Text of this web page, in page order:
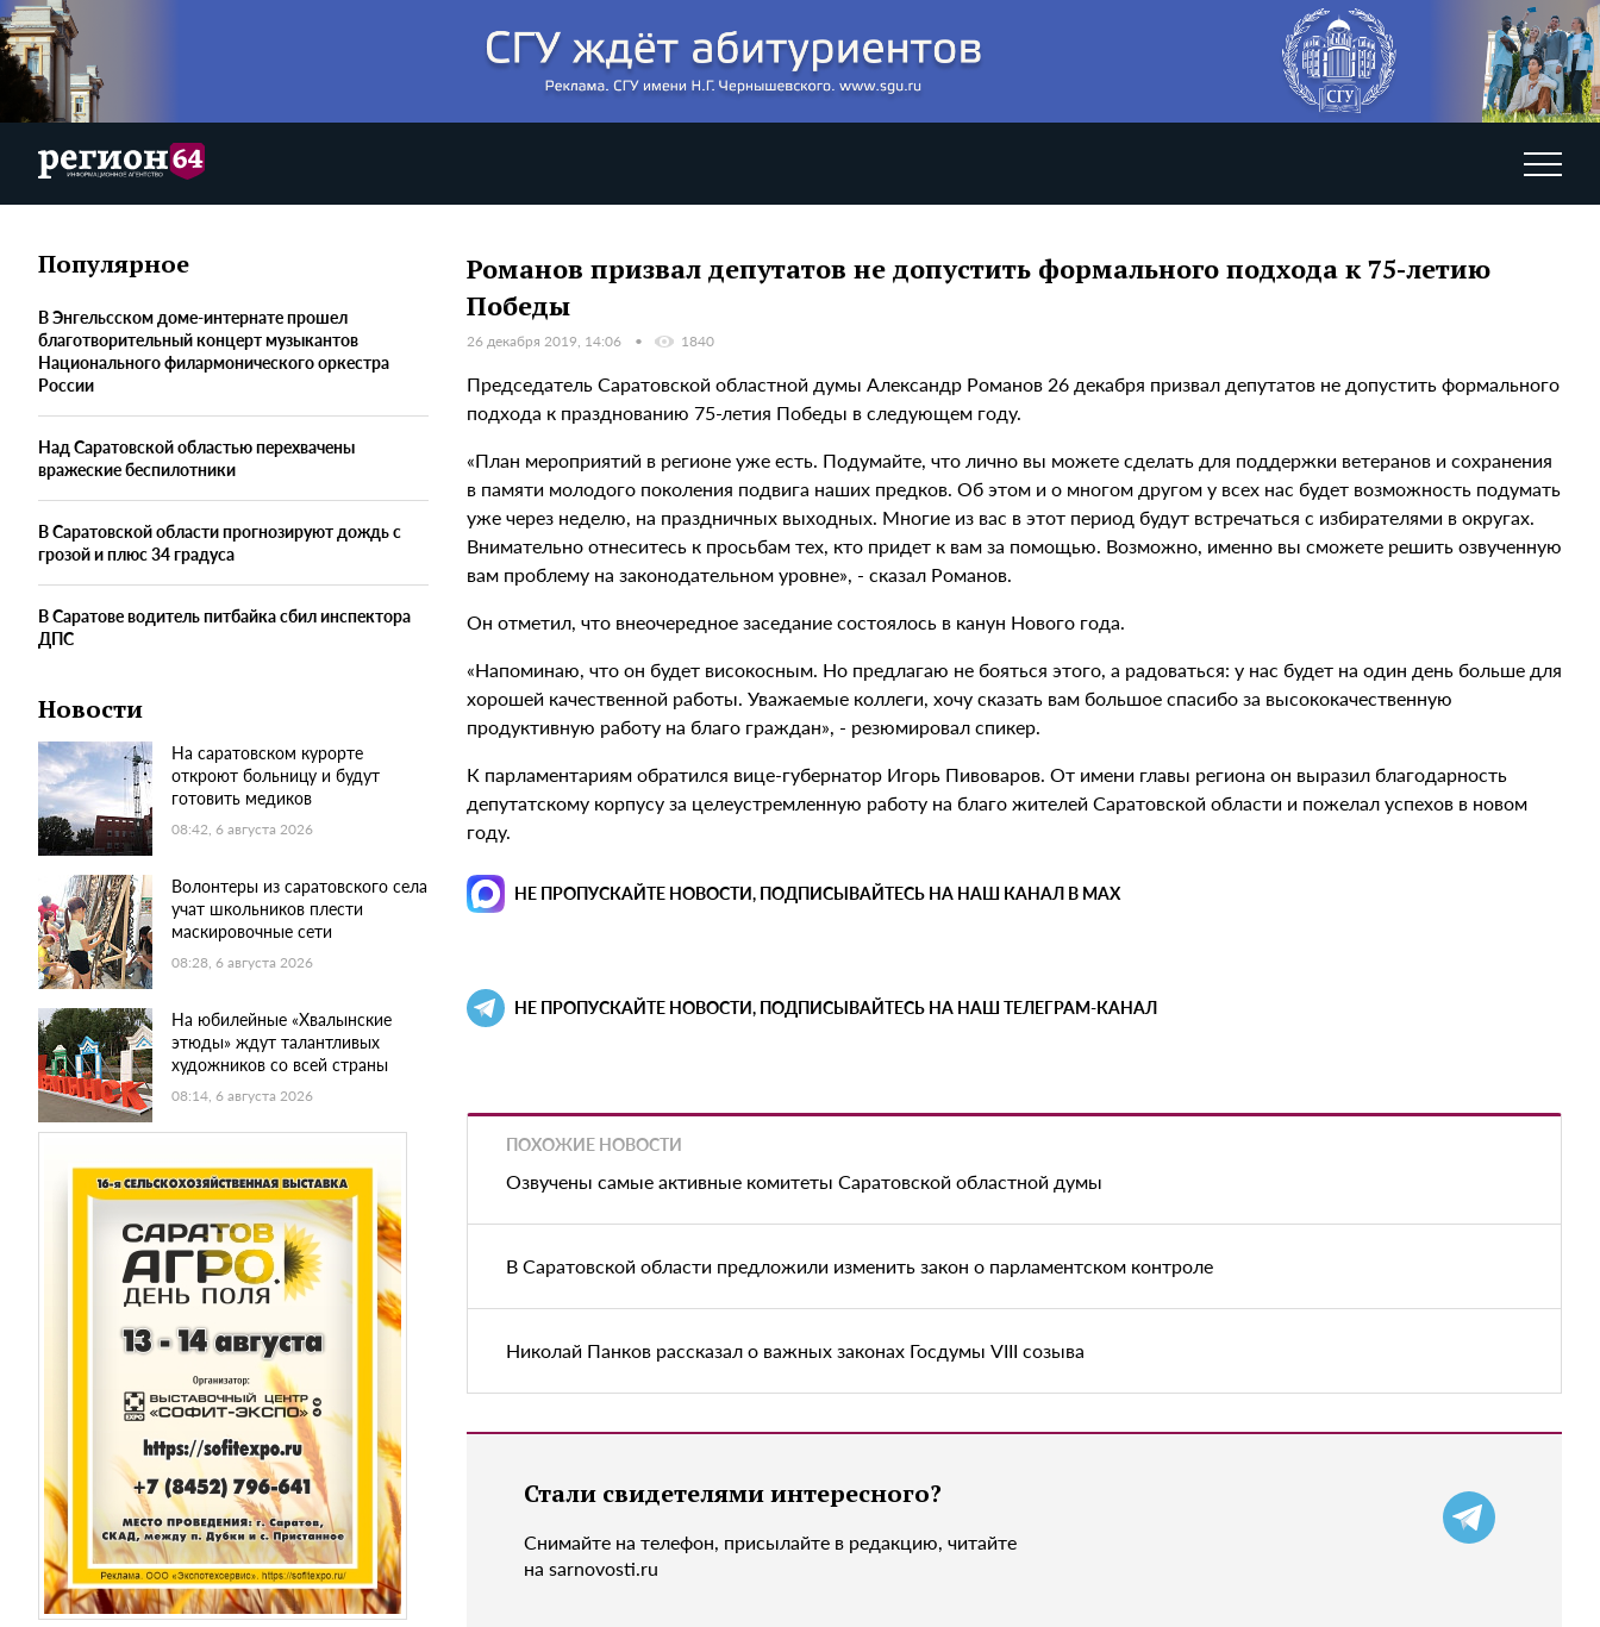
Популярное
В Энгельсском доме-интернате прошел
благотворительный концерт музыкантов
Национального филармонического оркестра
России
Над Саратовской областью перехвачены
вражеские беспилотники
В Саратовской области прогнозируют дождь с
грозой и плюс 34 градуса
В Саратове водитель питбайка сбил инспектора
ДПС
Новости
На саратовском курорте
откроют больницу и будут
готовить медиков
08:42, 6 августа 2026
Волонтеры из саратовского села
учат школьников плести
маскировочные сети
08:28, 6 августа 2026
На юбилейные «Хвалынские
этюды» ждут талантливых
художников со всей страны
08:14, 6 августа 2026
Романов призвал депутатов не допустить формального подхода к 75-летию
Победы
26 декабря 2019, 14:06 1840
Председатель Саратовской областной думы Александр Романов 26 декабря призвал депутатов не допустить формального
подхода к празднованию 75-летия Победы в следующем году.
«План мероприятий в регионе уже есть. Подумайте, что лично вы можете сделать для поддержки ветеранов и сохранения
в памяти молодого поколения подвига наших предков. Об этом и о многом другом у всех нас будет возможность подумать
уже через неделю, на праздничных выходных. Многие из вас в этот период будут встречаться с избирателями в округах.
Внимательно отнеситесь к просьбам тех, кто придет к вам за помощью. Возможно, именно вы сможете решить озвученную
вам проблему на законодательном уровне», - сказал Романов.
Он отметил, что внеочередное заседание состоялось в канун Нового года.
«Напоминаю, что он будет високосным. Но предлагаю не бояться этого, а радоваться: у нас будет на один день больше для
хорошей качественной работы. Уважаемые коллеги, хочу сказать вам большое спасибо за высококачественную
продуктивную работу на благо граждан», - резюмировал спикер.
К парламентариям обратился вице-губернатор Игорь Пивоваров. От имени главы региона он выразил благодарность
депутатскому корпусу за целеустремленную работу на благо жителей Саратовской области и пожелал успехов в новом
году.
НЕ ПРОПУСКАЙТЕ НОВОСТИ, ПОДПИСЫВАЙТЕСЬ НА НАШ КАНАЛ В MAX
НЕ ПРОПУСКАЙТЕ НОВОСТИ, ПОДПИСЫВАЙТЕСЬ НА НАШ ТЕЛЕГРАМ-КАНАЛ
ПОХОЖИЕ НОВОСТИ
Озвучены самые активные комитеты Саратовской областной думы
В Саратовской области предложили изменить закон о парламентском контроле
Николай Панков рассказал о важных законах Госдумы VIII созыва
Стали свидетелями интересного?
Снимайте на телефон, присылайте в редакцию, читайте
на sarnovosti.ru